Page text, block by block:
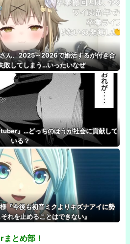
ん、2025～2026で婚活するが付き合
敗してしまう…いったいなぜ
』…どっちのほうが社会に貢献して
いる？
『今後も初音ミクよりキズナアイに勢
れを止めることはできない』
とめ部！